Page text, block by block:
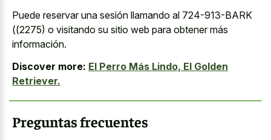
Puede reservar una sesión llamando al 724-913-BARK
((2275) o visitando su sitio web para obtener más
información.
Discover more: El Perro Más Lindo, El Golden
Retriever.
Preguntas frecuentes